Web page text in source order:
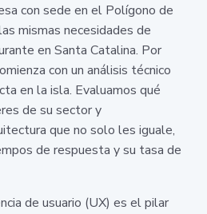
con sede en el Polígono de
mismas necesidades de
en Santa Catalina. Por
con un análisis técnico
en la isla. Evaluamos qué
de su sector y
que no solo les iguale,
de respuesta y su tasa de
de usuario (UX) es el pilar